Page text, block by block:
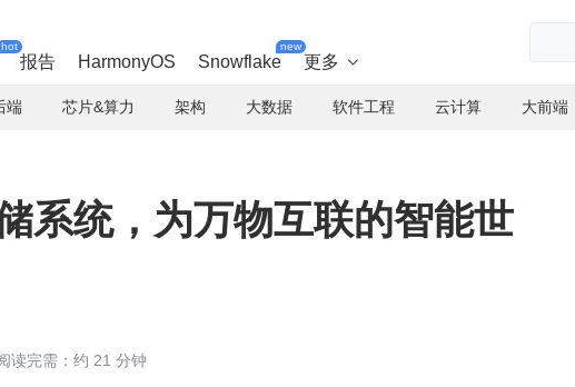
hot
报告 HarmonyOS Snowflake
new
更多 
端 芯片&算力 架构 大数据 软件工程 云计算 大前端
系统，为万物互联的智能世
读完需：约 21 分钟